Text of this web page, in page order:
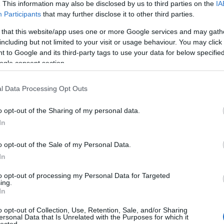
This information may also be disclosed by us to third parties on the
Participants that may further disclose it to other third parties.
that this website/app uses one or more Google services and may
but not limited to your visit or usage behaviour. You may
to Google and its third-party tags to use your data for below
consent section.
Data Processing Opt Outs
opt-out of the Sharing of my personal data.
opt-out of the Sale of my Personal Data.
opt-out of processing my Personal Data for Targeted
opt-out of Collection, Use, Retention, Sale, and/or Sharing
Data that Is Unrelated with the Purposes for which it
a hitleri Németország és Lengyelország akár
valósult meg. A lengyelek megnemtámadási
mind a németekkel, úgy gondolták, hogy ez a
következő években. A náci propaganda része volt
csak egy zsidó báb, és ha egy nagyszabású
akkor Szovjetunió szétmorzsolódik. Sztálin félt
később) túl is becsülte azt. Ám tett egy